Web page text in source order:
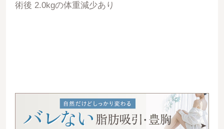
術後 2.0kgの体重減少あり